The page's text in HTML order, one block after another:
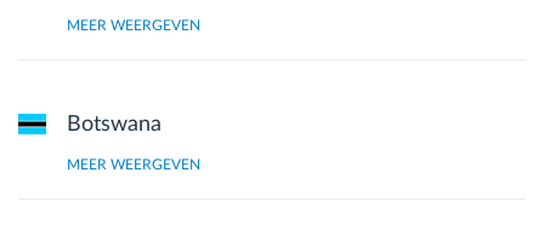
MEER WEERGEVEN
Botswana
MEER WEERGEVEN